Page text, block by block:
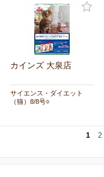
カインズ 大泉店
サイエンス・ダイエット
（猫）8/8号○
1 2